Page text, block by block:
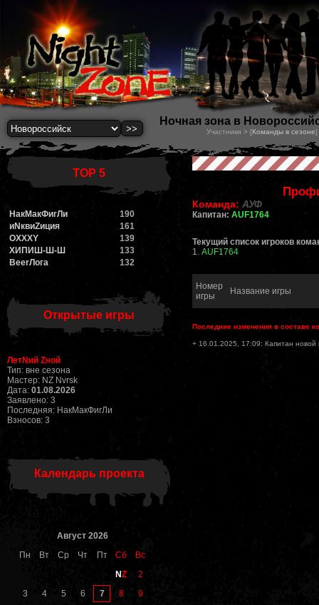
Ночная зона в
Участники > [Команды в сезоне]
TOP 5
НакМакФигЛи
190
иNквиZиция
161
OXXXY
139
ХИПИШ-Ш-Ш
133
BeerЛога
132
Открытые игры
ЛетNий Zной
Тип: вне сезона
Мастер: NZ Nvrsk
Дата: 01.08.2026
Заявлено: 3
Последняя: НакМакФигЛи
Взносов: 3
Календарь проекта
Август 2026
Пн
Вт Ср Чт Пт Сб
Вс
NZ
2
3
4 5 6 7 8
9
Команда: АУФ
Капитан: AUF1764
Текущий список игроков
1. AUF1764
Номер
игры
Название игры
Последние изменения в составе
+ 16.01.2025, 17:09: Капитан